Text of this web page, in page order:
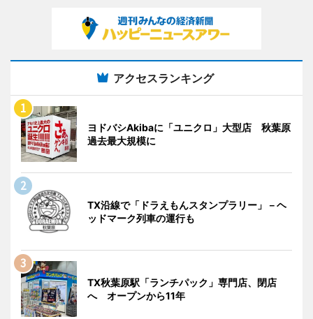
アクセスランキング
ヨドバシAkibaに「ユニクロ」大型店 秋葉原
過去最大規模に
TX沿線で「ドラえもんスタンプラリー」－ヘ
ッドマーク列車の運行も
TX秋葉原駅「ランチパック」専門店、閉店
へ オープンから11年